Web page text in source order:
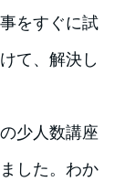
をすぐに試
て、解決し
少人数講座
した。わか